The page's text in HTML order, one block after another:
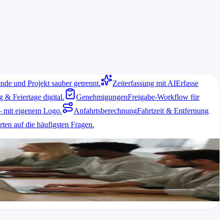
und Projekt sauber getrennt. Zeiterfassung mit AIErfasse
& Feiertage digital. GenehmigungenFreigabe-Workflow für
eigenem Logo. AnfahrtsberechnungFahrtzeit & Entfernung
auf die häufigsten Fragen.
interner Abläufe. Ein gutes Zeiterfassungssystem schafft
stehen. So lässt sich die Arbeitszeit auch bei wechselnden